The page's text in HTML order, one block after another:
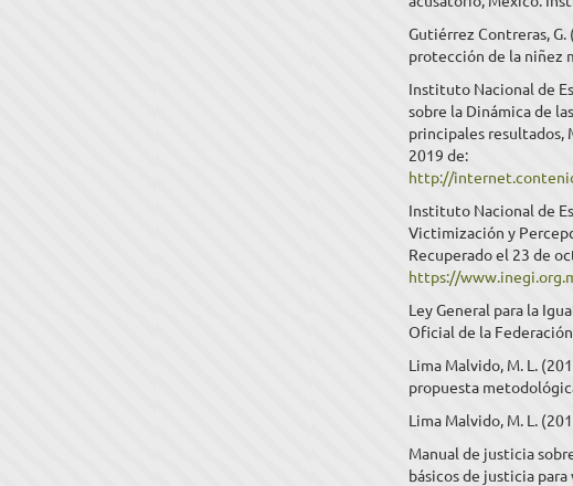
Gutiérrez Contreras,
protección de la niñez
Instituto Nacional de
sobre la Dinámica de
principales resultados,
2019 de:
http://
Instituto Nacional de
Victimización y
Recuperado el 23 de
https://
Ley General para la
Oficial de la
Lima Malvido, M. L.
propuesta
Lima Malvido, M. L.
Manual de justicia
básicos de justicia